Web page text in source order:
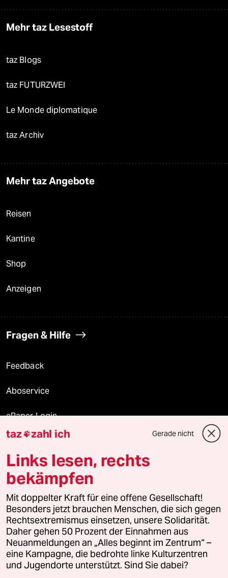
Mehr taz Lesestoff
taz Blogs
taz FUTURZWEI
Le Monde diplomatique
taz Archiv
Mehr taz Angebote
Reisen
Kantine
Shop
Anzeigen
Fragen & Hilfe
Feedback
Aboservice
ePaper Login
Downloads für Abonnierende
© 2026 taz Verlags und Vertriebs GmbH
Alle Rechte vorbehalten. Bei rechtlichen Fragen oder für Genehmigungen
wenden Sie sich bitte an lizenzen@taz.de
Feedback Redaktionsstatut Kommune-Richtlinien
Leitlinie Informant Datenschutz Impressum AGB
taz zahl ich Gerade nicht
Links lesen, rechts
bekämpfen
Mit doppelter Kraft für eine offene Gesellschaft!
Besonders jetzt brauchen Menschen, die sich gegen
Rechtsextremismus einsetzen, unsere Solidarität.
Daher gehen 50 Prozent der Einnahmen aus
Neuanmeldungen an „Alles beginnt im Zentrum“ –
eine Kampagne, die bedrohte linke Kulturzentren
und Jugendorte unterstützt. Sind Sie dabei?